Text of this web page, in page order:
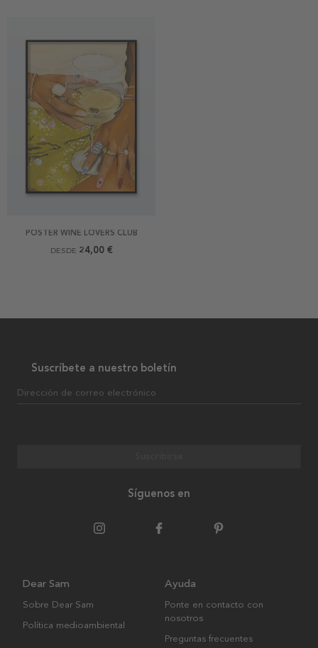
POSTER WINE LOVERS CLUB
DESDE 24,00 €
Suscríbete a nuestro boletín
Dirección de correo electrónico
Síguenos en
Dear Sam
Sobre Dear Sam
Política medioambiental
Ayuda
Ponte en contacto con
nosotros
Preguntas frecuentes